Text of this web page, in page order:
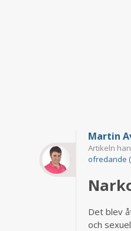
Martin
Artikeln
ofredande (
Det blev
och